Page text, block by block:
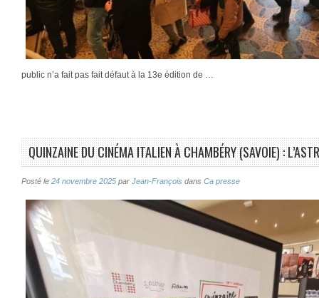
public n’a fait pas fait défaut à la 13e édition de …
QUINZAINE DU CINÉMA ITALIEN À CHAMBÉRY (SAVOIE) :
Posté le 24 novembre 2025 par Jean-François dans Ca presse